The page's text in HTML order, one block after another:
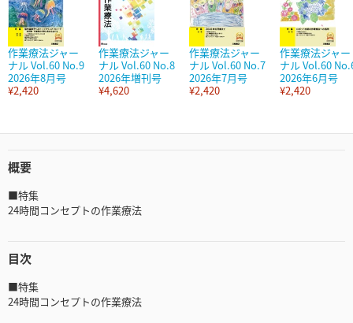
作業療法ジャー
ナル Vol.60 No.9
2026年8月号
¥2,420
作業療法ジャー
ナル Vol.60 No.8
2026年増刊号
¥4,620
作業療法ジャー
ナル Vol.60 No.7
2026年7月号
¥2,420
作業療法ジャー
ナル Vol.60
2026年6月号
¥2,420
概要
■特集
24時間コンセプトの作業療法
目次
■特集
24時間コンセプトの作業療法